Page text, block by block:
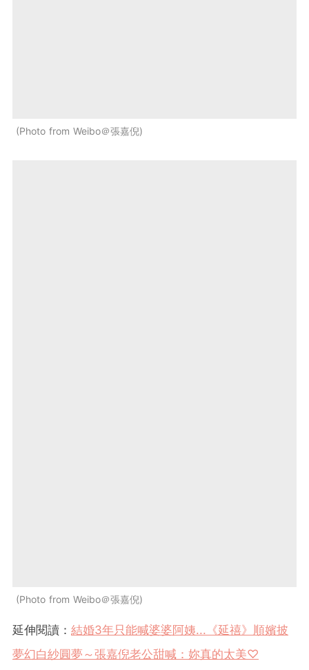
Photo from Weibo＠張嘉倪
Photo from Weibo＠張嘉倪
延伸閱讀： 結婚3年只能喊婆婆阿姨...《延禧》順嬪披
夢幻白紗圓夢～張嘉倪老公甜喊：妳真的太美♡